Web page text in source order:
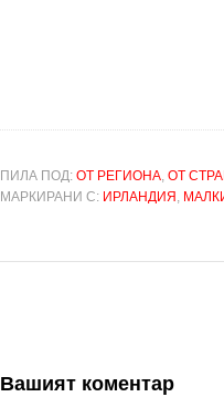
ПИЛА ПОД: ОТ РЕГИОНА, ОТ
МАРКИРАНИ С: ИРЛАНДИЯ ,
Вашият коментар